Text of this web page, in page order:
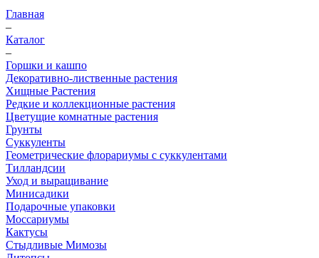
Главная
–
Каталог
–
Горшки и кашпо
Декоративно-лиственные растения
Хищные Растения
Редкие и коллекционные растения
Цветущие комнатные растения
Грунты
Суккуленты
Геометрические флорариумы с суккулентами
Тилландсии
Уход и выращивание
Минисадики
Подарочные упаковки
Моссариумы
Кактусы
Стыдливые Мимозы